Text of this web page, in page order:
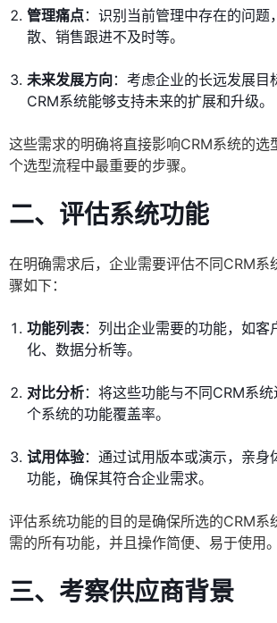
管理痛点：识别当前管理中存在的问题
散、销售跟进不及时等。
未来发展方向：考虑企业的长远发展目
CRM系统能够支持未来的扩展和升级。
这些需求的明确将直接影响CRM系统的选
个选型流程中最重要的步骤。
二、评估系统功能
在明确需求后，企业需要评估不同CRM系
骤如下：
功能列表：列出企业需要的功能，如客
化、数据分析等。
对比分析：将这些功能与不同CRM系
个系统的功能覆盖率。
试用体验：通过试用版本或演示，亲身
功能，确保其符合企业需求。
评估系统功能的目的是确保所选的CRM系
需的所有功能，并且操作简便、易于使用。
三、考察供应商背景